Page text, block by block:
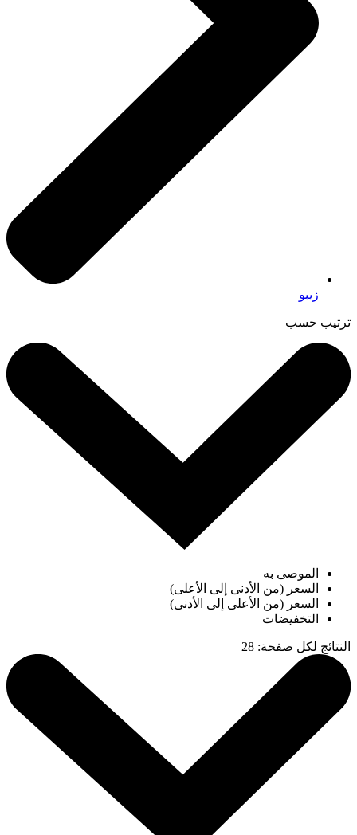
زيبو
ترتيب حسب
الموصى به
السعر (من الأدنى إلى الأعلى)
السعر (من الأعلى إلى الأدنى)
التخفيضات
النتائج لكل صفحة:
28